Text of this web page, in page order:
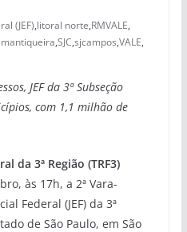
(JEF),litoral norte,RMVALE,
,SJC,sjcampos,VALE,
JEF da 3ª Subseção
com 1,1 milhão de
da 3ª Região (TRF3)
às 17h, a 2ª Vara-
Federal (JEF) da 3ª
de São Paulo, em São